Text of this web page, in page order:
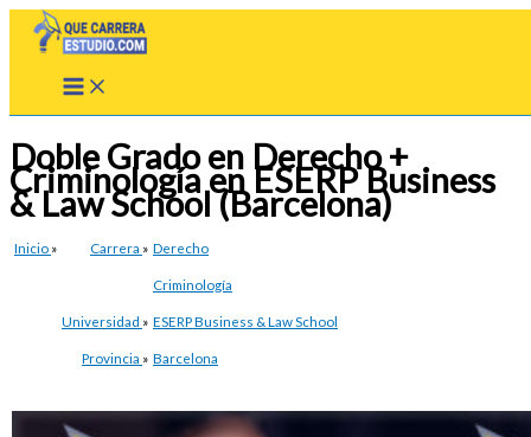
Doble Grado en Derecho +
Criminología en ESERP Business
& Law School (Barcelona)
Inicio » Carrera » Derecho
Criminología
Universidad » ESERP Business & Law School
Provincia » Barcelona